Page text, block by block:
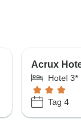
Acrux
Hotel 3*
Tag 4